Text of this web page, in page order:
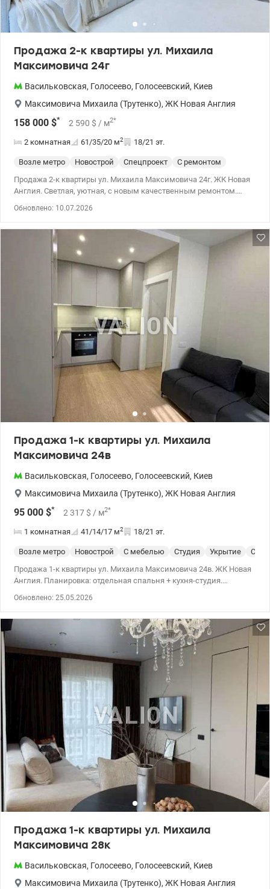
Продажа 2-к квартиры ул. Михаила
Максимовича 24г
Васильковская, Голосеево, Голосеевский, Киев
Максимовича Михаила (Трутенко), ЖК Новая Англия
158 000 $* 2 590 $ / м2*
2 комнатная 61/35/20 м2 18/21 эт.
Возле метро Новострой Спецпроект
С ремонтом
Продажа 2-к квартиры ул. Михаила Максимовича 24г. ЖК Новая
Англия. Светлая, уютная, с новым качественным ремонтом.
мест для хранения - гармоничный интерьер в спокойных тонах.
044 200 10 80 valion.ua/1148664
Обновлено: 10.07.2026
Продажа 1-к квартиры ул. Михаила
Максимовича 24в
Васильковская, Голосеево, Голосеевский, Киев
Максимовича Михаила (Трутенко), ЖК Новая Англия
95 000 $* 2 317 $ / м2*
1 комнатная 41/14/17 м2 18/21 эт.
Возле метро Новострой С мебелью Студия Укрытие
Продажа 1-к квартиры ул. Михаила Максимовича 24в. ЖК Новая
Англия. Планировка: отдельная спальня + кухня-студия.
Обновлено: 25.05.2026
Продажа 1-к квартиры ул. Михаила
Максимовича 28к
Васильковская, Голосеево, Голосеевский, Киев
Максимовича Михаила (Трутенко), ЖК Новая Англия